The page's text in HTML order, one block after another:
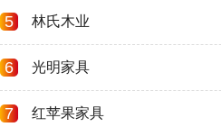
5 林氏木业
6 光明家具
7 红苹果家具